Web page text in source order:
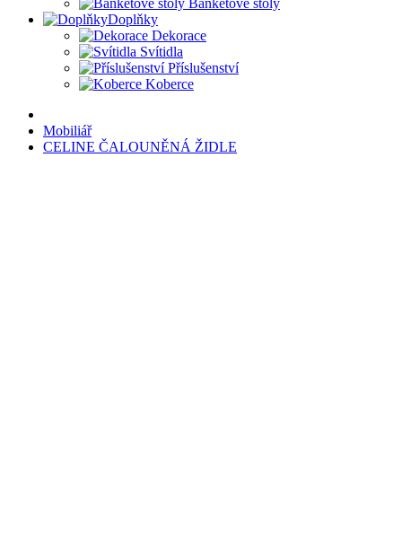
Banketové stoly
Doplňky
Dekorace
Svítidla
Příslušenství
Koberce
Mobiliář
CELINE ČALOUNĚNÁ ŽIDLE